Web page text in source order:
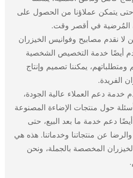
حتى يتمكن عملاؤنا من الحصول على
المُرضية في أقصر وقت.
لا نقدم مصابيح وفوانيس الخيزران
أيضًا خدمة التخصيص الشخصية
ومتطلباتهم، يمكننا تصميم وإنتاج
الفريدة.
خدمة دعم العملاء عالية الجودة،
حول منتجات الإضاءة المصنوعة
دعم خدمة ما بعد البيع، حتى
عن منتجاتنا وخدماتنا. هذه هي
المخصصة بالجملة، ونحن